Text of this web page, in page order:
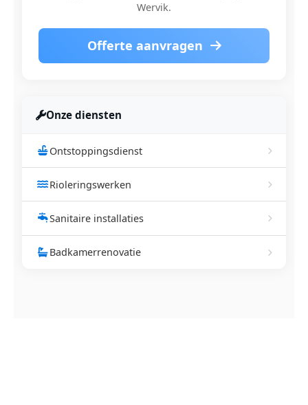
Wervik.
Offerte aanvragen
Onze diensten
Ontstoppingsdienst
Rioleringswerken
Sanitaire installaties
Badkamerrenovatie